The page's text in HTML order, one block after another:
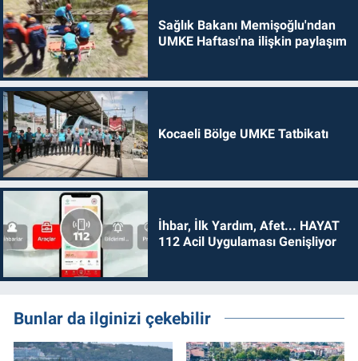
Sağlık Bakanı Memişoğlu'ndan
UMKE Haftası'na ilişkin paylaşım
Kocaeli Bölge UMKE Tatbikatı
İhbar, İlk Yardım, Afet... HAYAT
112 Acil Uygulaması Genişliyor
Bunlar da ilginizi çekebilir